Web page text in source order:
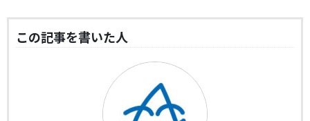
この記事を書いた人